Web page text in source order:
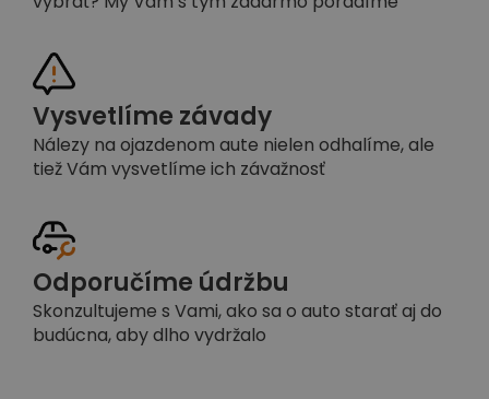
Vysvetlíme závady
Nálezy na ojazdenom aute nielen odhalíme, ale
tiež Vám vysvetlíme ich závažnosť
Odporučíme údržbu
Skonzultujeme s Vami, ako sa o auto starať aj do
budúcna, aby dlho vydržalo